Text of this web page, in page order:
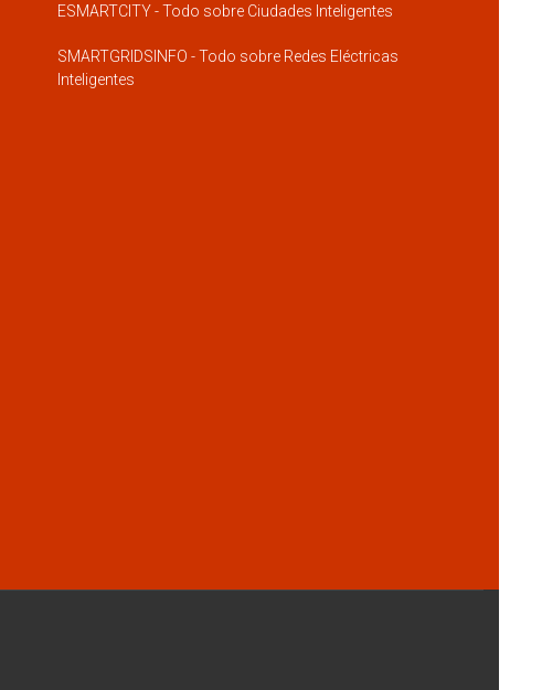
ESMARTCITY - Todo sobre Ciudades Inteligentes
SMARTGRIDSINFO - Todo sobre Redes Eléctricas
Inteligentes